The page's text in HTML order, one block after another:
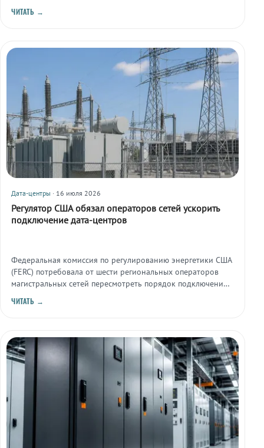
ЧИТАТЬ →
Дата-центры · 16 июля 2026
Регулятор США обязал операторов сетей ускорить
подключение дата-центров
Федеральная комиссия по регулированию энергетики США
(FERC) потребовала от шести региональных операторов
магистральных сетей пересмотреть порядок подключения
текущих правил.
ЧИТАТЬ →